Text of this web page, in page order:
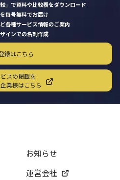
」で資料や比較表をダウンロード
毎号無料でお届け
各種サービス情報のご案内
インでの名刺作成
録はこちら
スの掲載を
業様はこちら
お知らせ
運営会社